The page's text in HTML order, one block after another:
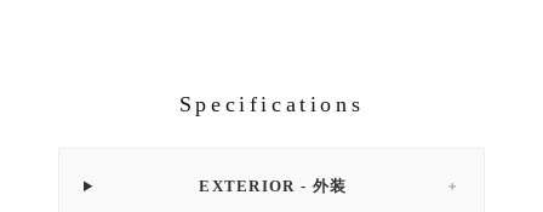
Specifications
EXTERIOR - 外装 ＋